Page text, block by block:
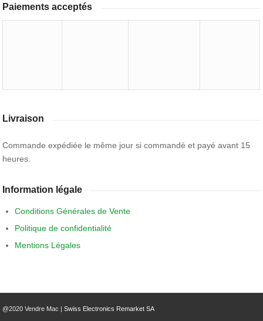
Paiements acceptés
Livraison
Commande expédiée le même jour si commandé et payé avant 15
heures.
Information légale
Conditions Générales de Vente
Politique de confidentialité
Mentions Légales
@2020 Vendre Mac |Swiss Electronics Remarket SA